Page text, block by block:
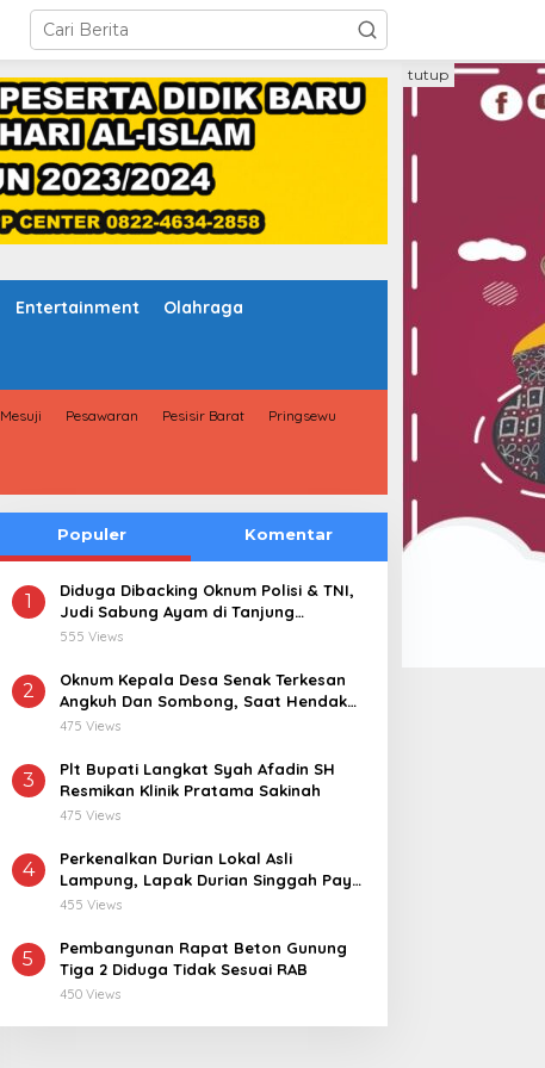
Entertainment Olahraga
Mesuji Pesawaran Pesisir Barat Pringsewu
tutup
Populer Komentar
1
Diduga Dibacking Oknum Polisi & TNI,
Judi Sabung Ayam di Tanjung
Kemuning “Kebal Hukum”
555 Views
2
Oknum Kepala Desa Senak Terkesan
Angkuh Dan Sombong, Saat Hendak
Dikonfirmasi Realisasi Dana Desa 2021-
475 Views
3
Plt Bupati Langkat Syah Afadin SH
Resmikan Klinik Pratama Sakinah
475 Views
4
Perkenalkan Durian Lokal Asli
Lampung, Lapak Durian Singgah Pay
kini Hadir di Lampung Timur
455 Views
5
Pembangunan Rapat Beton Gunung
Tiga 2 Diduga Tidak Sesuai RAB
450 Views